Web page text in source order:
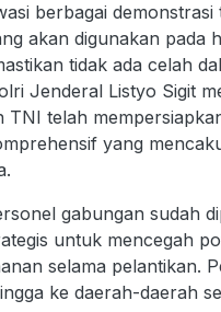
berbagai demonstrasi
akan digunakan pada
tidak ada celah
Jenderal Listyo Sigit
TNI telah
yang
gabungan sudah
untuk mencegah
selama pelantikan.
ke daerah-daerah